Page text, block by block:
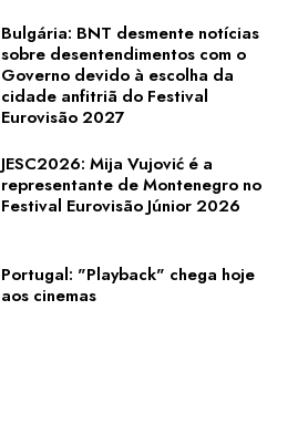
Bulgária: BNT desmente notícias
sobre desentendimentos com o
Governo devido à escolha da
cidade anfitriã do Festival
Eurovisão 2027
JESC2026: Mija Vujović é a
representante de Montenegro no
Festival Eurovisão Júnior 2026
Portugal: "Playback" chega hoje
aos cinemas